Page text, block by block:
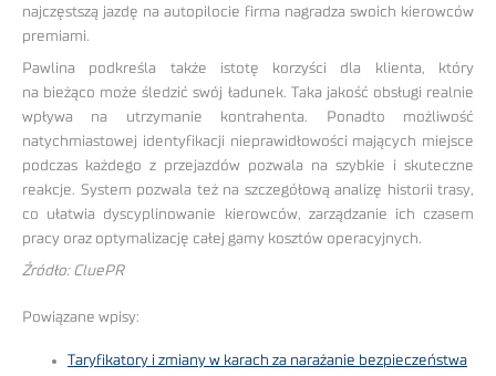
najczęstszą jazdę na autopilocie firma nagradza swoich kierowców
premiami.
Pawlina podkreśla także istotę korzyści dla klienta, który
na bieżąco może śledzić swój ładunek. Taka jakość obsługi realnie
wpływa na utrzymanie kontrahenta. Ponadto możliwość
natychmiastowej identyfikacji nieprawidłowości mających miejsce
podczas każdego z przejazdów pozwala na szybkie i skuteczne
reakcje. System pozwala też na szczegółową analizę historii trasy,
co ułatwia dyscyplinowanie kierowców, zarządzanie ich czasem
pracy oraz optymalizację całej gamy kosztów operacyjnych.
Źródło: CluePR
Powiązane wpisy:
Taryfikatory i zmiany w karach za narażanie bezpieczeństwa